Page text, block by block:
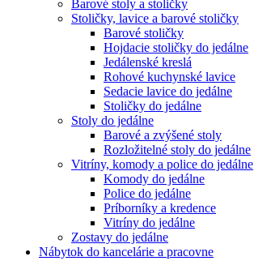
Barové stoly a stoličky
Stoličky, lavice a barové stoličky
Barové stoličky
Hojdacie stoličky do jedálne
Jedálenské kreslá
Rohové kuchynské lavice
Sedacie lavice do jedálne
Stoličky do jedálne
Stoly do jedálne
Barové a zvýšené stoly
Rozložitelné stoly do jedálne
Vitríny, komody a police do jedálne
Komody do jedálne
Police do jedálne
Príborníky a kredence
Vitríny do jedálne
Zostavy do jedálne
Nábytok do kancelárie a pracovne